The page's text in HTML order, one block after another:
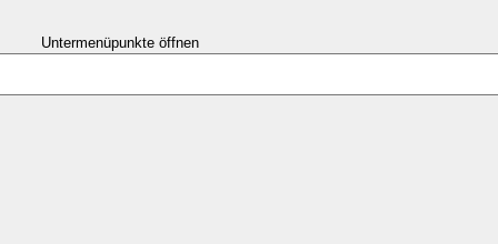
Untermenüpunkte öffnen